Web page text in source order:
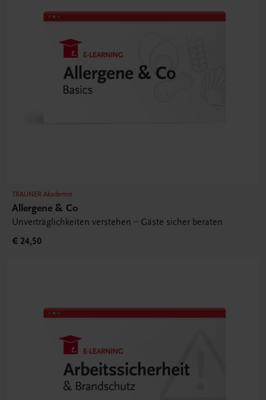
TRAUNER Akademie
Allergene & Co
Unverträglichkeiten verstehen – Gäste sicher beraten
€ 24,50